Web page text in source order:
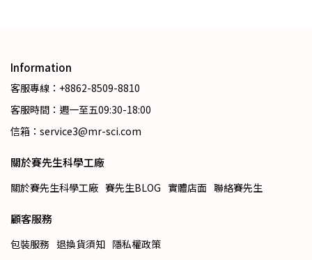
Information
客服專線：+8862-8509-8810
客服時間：週一至五09:30-18:00
信箱：service3@mr-sci.com
關於賽先生科學工廠
關於賽先生科學工廠 賽先生BLOG 實體店面 聯絡賽先生
顧客服務
包裝服務 退換貨須知 隱私權政策